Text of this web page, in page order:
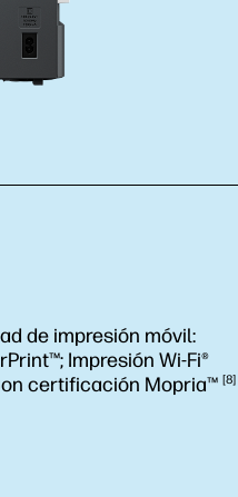
de impresión móvil:
Impresión Wi-Fi®
certificación Mopria™ 8